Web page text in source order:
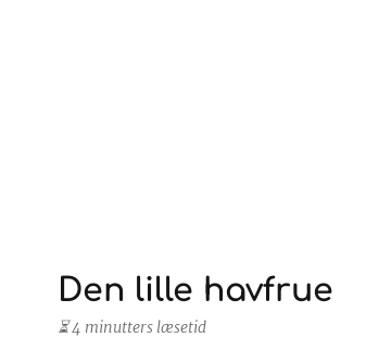
Den lille havfrue
⏳ 4 minutters læsetid